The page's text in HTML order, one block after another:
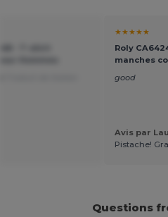
★★★★★
Roly
manches
good
Avis par
Pistache!
Questions